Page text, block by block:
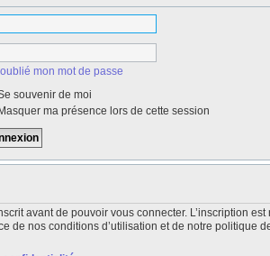
oublié mon mot de passe
souvenir de moi
Masquer ma présence lors de cette session
avant de pouvoir vous connecter. L’inscription
de nos conditions d’utilisation et de notre